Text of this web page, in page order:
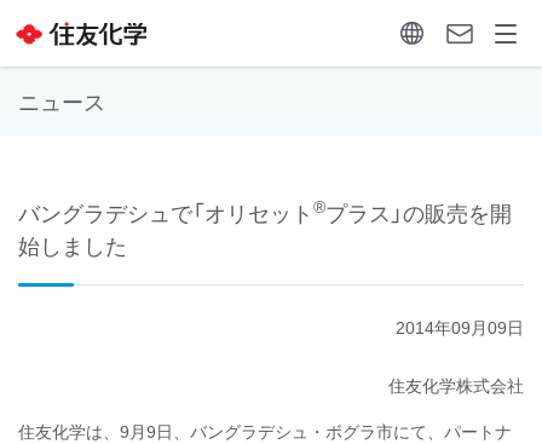
ニュース
バングラデシュで「オリセット ®プラス」の販売を開
始しました
2014年09月09日
住友化学株式会社
住友化学は、9月9日、バングラデシュ・ボグラ市にて、パートナ